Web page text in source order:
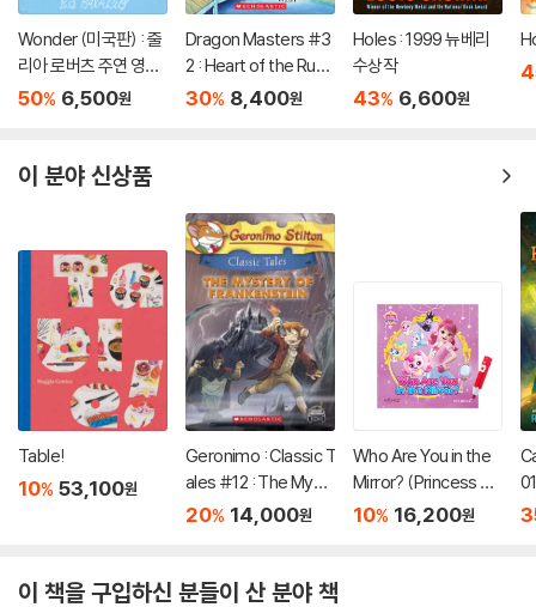
Wonder (미국판) : 줄
리아 로버츠 주연 영화
'원더' 원작 소설
50% 6,500원
Dragon Masters #3
2 : Heart of the Ruby
Dragon (A Branches
30% 8,400원
Holes : 1999 뉴베리
수상작
43% 6,600원
이 분야 신상품
Table!
10% 53,100원
Geronimo : Classic T
ales #12 : The Myst
ery of Frankenstein
20% 14,000원
Who Are You in the
Mirror? (Princess Ca
tch! Teenieping) (세
10% 16,200원
이 책을 구입하신 분들이 산 분야 책